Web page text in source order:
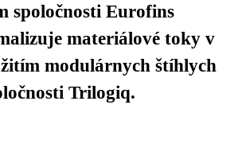
spoločnosti Eurofins
materiálové toky v
modulárnych štíhlych
Trilogiq.